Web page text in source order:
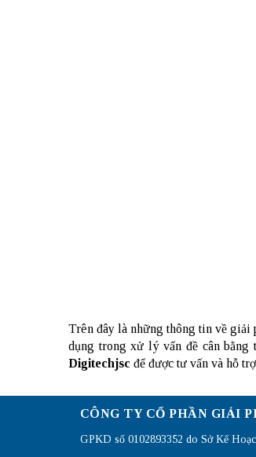
Trên đây là những thông tin về giải
dụng trong xử lý vấn đề cân bằng
Digitechjsc để được tư vấn và hỗ
CÔNG TY CỔ PHẦN GIẢI
GPKD số 0102893352 do Sở Kế